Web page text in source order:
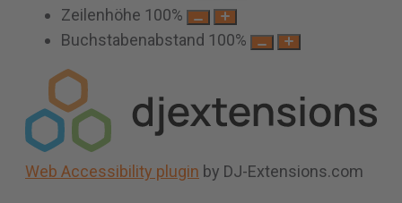
Zeilenhöhe 100%
Buchstabenabstand 100%
Web Accessibility plugin by DJ-Extensions.com